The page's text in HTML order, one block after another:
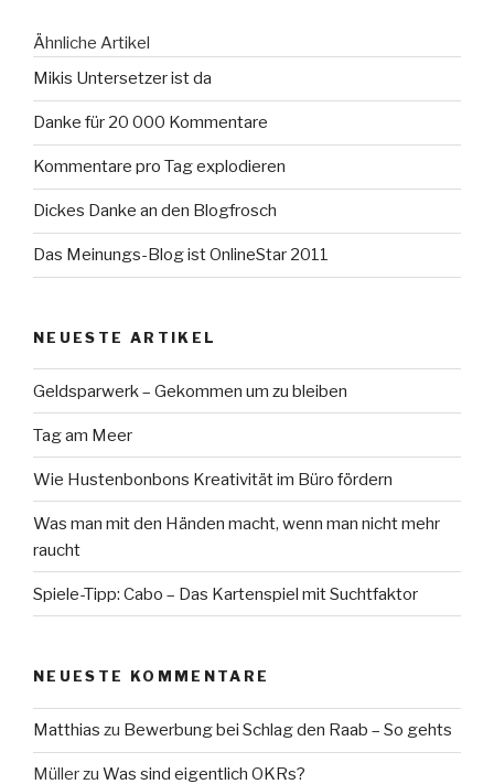
Ähnliche Artikel
Mikis Untersetzer ist da
Danke für 20 000 Kommentare
Kommentare pro Tag explodieren
Dickes Danke an den Blogfrosch
Das Meinungs-Blog ist OnlineStar 2011
NEUESTE ARTIKEL
Geldsparwerk – Gekommen um zu bleiben
Tag am Meer
Wie Hustenbonbons Kreativität im Büro fördern
Was man mit den Händen macht, wenn man nicht mehr
raucht
Spiele-Tipp: Cabo – Das Kartenspiel mit Suchtfaktor
NEUESTE KOMMENTARE
Matthias zu Bewerbung bei Schlag den Raab – So gehts
Müllerzu Was sind eigentlich OKRs?